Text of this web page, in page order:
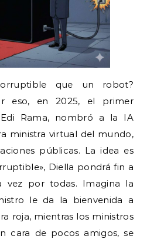
que un robot?
eso, en 2025, el primer
Rama, nombró a la IA
ministra virtual del mundo,
públicas. La idea es
Diella pondrá fin a
vez por todas. Imagina la
le da la bienvenida a
roja, mientras los ministros
cara de pocos amigos, se